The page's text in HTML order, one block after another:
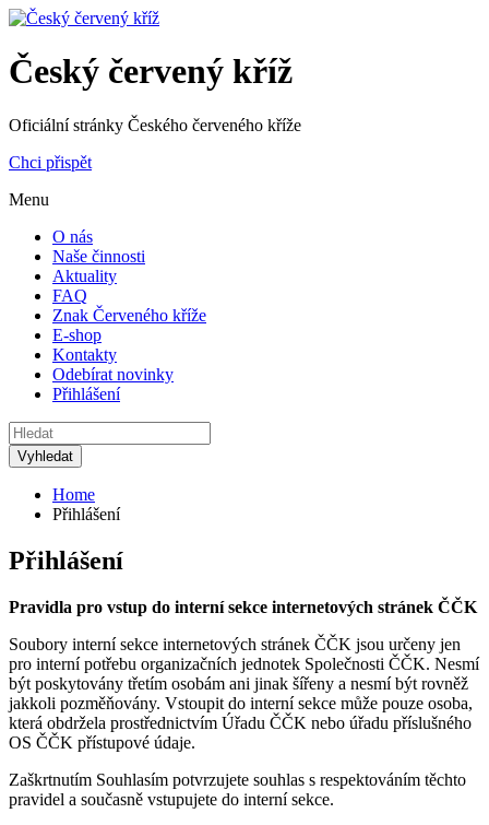
Český červený kříž
Oficiální stránky Českého červeného kříže
Chci přispět
Menu
O nás
Naše činnosti
Aktuality
FAQ
Znak Červeného kříže
E-shop
Kontakty
Odebírat novinky
Přihlášení
Home
Přihlášení
Přihlášení
Pravidla pro vstup do interní sekce internetových stránek ČČK
Soubory interní sekce internetových stránek ČČK jsou určeny jen
pro interní potřebu organizačních jednotek Společnosti ČČK. Nesmí
být poskytovány třetím osobám ani jinak šířeny a nesmí být rovněž
jakkoli pozměňovány. Vstoupit do interní sekce může pouze osoba,
která obdržela prostřednictvím Úřadu ČČK nebo úřadu příslušného
OS ČČK přístupové údaje.
Zaškrtnutím Souhlasím potvrzujete souhlas s respektováním těchto
pravidel a současně vstupujete do interní sekce.